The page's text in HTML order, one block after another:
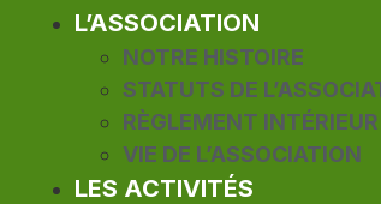
L’ASSOCIATION
NOTRE HISTOIRE
STATUTS DE
RÈGLEMENT INTÉRIEUR
VIE DE L’ASSOCIATION
LES ACTIVITÉS